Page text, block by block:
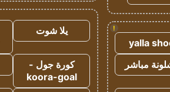
!
yalla
مباشر
يلا شوت
كورة جول -
koora-goal